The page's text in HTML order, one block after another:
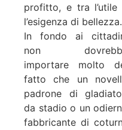
profitto, e tra l’utile
l’esigenza di bellezza.
In fondo ai
non
importare molto
fatto che un
padrone di
da stadio o un
fabbricante di